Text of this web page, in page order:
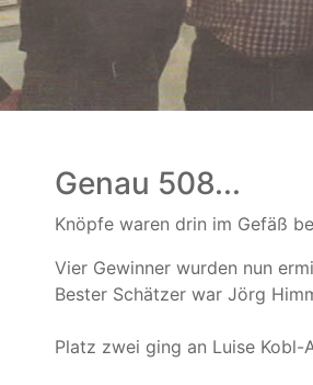
Genau 508...
Knöpfe waren drin im Gefäß
Vier Gewinner wurden nun
Bester Schätzer war Jörg
Platz zwei ging an Luise